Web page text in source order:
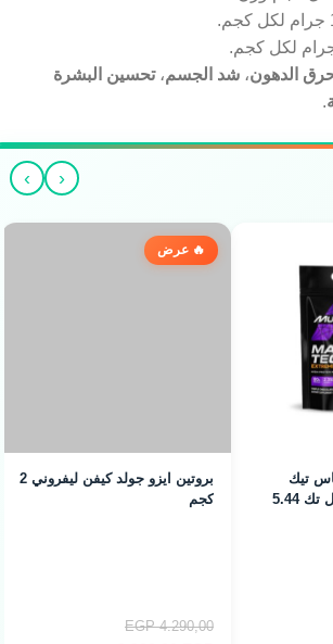
الدهون، شد الجسم،تحسين البشرة
.
‹
›
تيك
اكستريم 2000 مصل تك 5.44
🔥 عرض